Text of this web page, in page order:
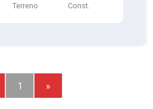
Terreno Const.
1 »